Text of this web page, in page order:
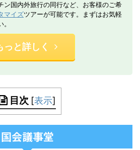
ン国内外旅行の同行など、お客様のご希
マイズツアーが可能です。まずはお気軽
。
っと詳しく
目次 [表示]
国会議事堂